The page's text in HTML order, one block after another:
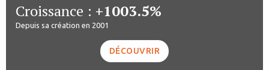
Croissance : +1003.5%
Depuis sa création en 2001
DÉCOUVRIR